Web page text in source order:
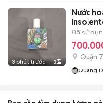
3 phút trước 3
Nước
Đã sử
Quận 7
Quang